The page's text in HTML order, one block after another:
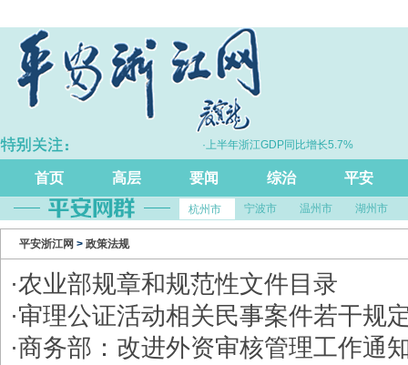
学反应”跃升 ·上半年浙江GDP同比增长5.7%
首页 高层 要闻 综治 平安
杭州市 宁波市 温州市 湖州市
平安浙江网 > 政策法规
·农业部规章和规范性文件目录
·审理公证活动相关民事案件若干规
·商务部：改进外资审核管理工作通